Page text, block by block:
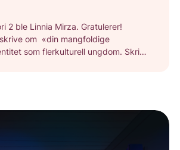
2 ble Linnia Mirza. Gratulerer!
om «din mangfoldige
som flerkulturell ungdom. Skriv